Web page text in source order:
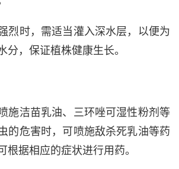
烈时，需适当灌入深水层，以便为
分，保证植株健康生长。
施洁苗乳油、三环唑可湿性粉剂等
的危害时，可喷施敌杀死乳油等药
根据相应的症状进行用药。